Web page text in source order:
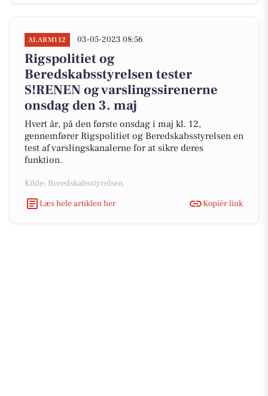
ALARM112 03-05-2023 08:56
Rigspolitiet og
Beredskabsstyrelsen tester
S!RENEN og varslingssirenerne
onsdag den 3. maj
Hvert år, på den første onsdag i maj kl. 12,
gennemfører Rigspolitiet og Beredskabsstyrelsen en
test af varslingskanalerne for at sikre deres
funktion.
Kilde: Beredskabsstyrelsen
Læs hele artiklen her
Kopiér link